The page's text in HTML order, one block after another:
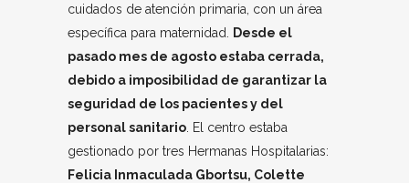
cuidados de atención primaria, con un área
específica para maternidad.
Desde el
pasado mes de agosto estaba cerrada,
debido a imposibilidad de garantizar la
seguridad de los pacientes y del
personal sanitario . El centro estaba
gestionado por tres Hermanas Hospitalarias:
Felicia Inmaculada Gbortsu, Colette